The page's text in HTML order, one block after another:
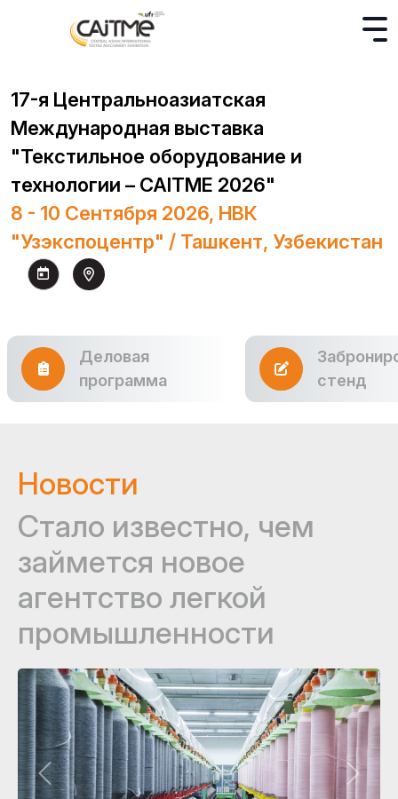
17-я Центральноазиатская
Международная выставка
"Текстильное оборудование и
технологии – CAITME 2026"
8 - 10 Сентября 2026, НВК
"Узэкспоцентр" / Ташкент, Узбекистан
Деловая
программа
стенд
Новости
Стало известно, чем
займется новое
агентство легкой
промышленности